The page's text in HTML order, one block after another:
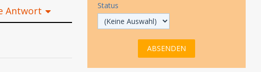
Antwort Status